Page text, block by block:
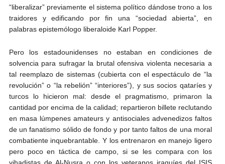
“liberalizar” previamente el sistema político dándose trono a los
traidores y edificando por fin una “sociedad abierta”, en
palabras epistemólogo liberaloide Karl Popper.
Pero los estadounidenses no estaban en condiciones de
solvencia para sufragar la brutal ofensiva violenta necesaria a
tal reemplazo de sistemas (cubierta con el espectáculo de “la
revolución” o “la rebelión” “interiores”), y sus socios qataríes y
turcos lo hicieron mal: desde el pragmatismo, primaron la
cantidad por encima de la calidad; repartieron billete reclutando
en masa lúmpenes amateurs y antisociales advenedizos faltos
de un fanatismo sólido de fondo y por tanto faltos de una moral
combatiente inquebrantable. Y los entrenaron en manejo ligero
pero poco en táctica de campo, si se les compara con los
yihadistas de Al-Nusra o con los veteranos iraquíes del ISIS